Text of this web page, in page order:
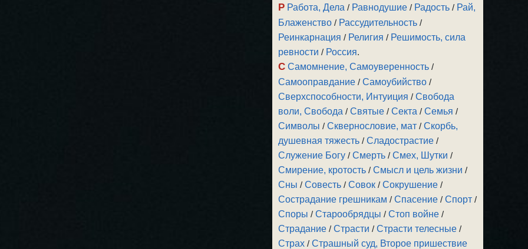
Р Работа, Дела / Равнодушие / Радость / Рай,
Блаженство / Рассудительность /
Реинкарнация / Религия / Решимость, сила
ревности / Россия.
С Самомнение, Самоуверенность /
Самооправдание /Самоубийство /
Сверхспособности, Интуиция /Свобода
воли, Свобода /Святые /Секта /Семья /
Символы /Сквернословие, мат /Скорбь,
душевная тяжесть /Сладострастие /
Служение Богу /Смерть /Смех, Шутки /
Смирение, кротость /Смысл и цель жизни /
Сны /Совесть /Совок /Сокрушение /
Сострадание грешникам /Спасение /Спорт /
Споры /Старообрядцы /Стоп войне /
Страдание /Страсти /Страсти телесные /
Страх /Страшный суд, Второе пришествие